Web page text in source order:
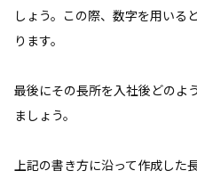
しょう。この際、数字を用いる
ります。
最後にその長所を入社後どのよ
ましょう。
上記の書き方に沿って作成した